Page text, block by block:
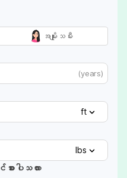
အမျိုးသမီး
(years)
ft
lbs
းပါသလား